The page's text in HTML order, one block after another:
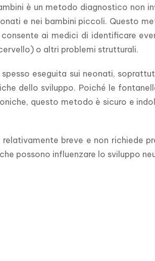
è un metodo diagnostico non
e nei bambini piccoli. Questo
consente ai medici di identificare
o altri problemi strutturali.
eseguita sui neonati,
dello sviluppo. Poiché le
questo metodo è sicuro e
breve e non richiede
possono influenzare lo sviluppo